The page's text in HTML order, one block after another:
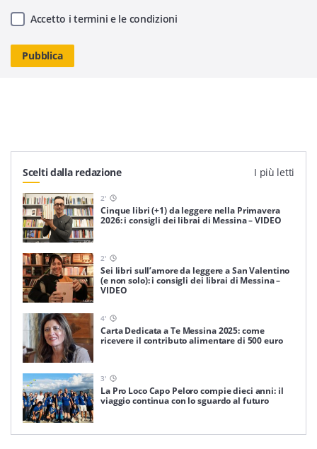
Accetto i termini e le condizioni
Scelti dalla redazione I più letti
2'
Cinque libri (+1) da leggere nella Primavera
2026: i consigli dei librai di Messina – VIDEO
2'
Sei libri sull’amore da leggere a San Valentino
(e non solo): i consigli dei librai di Messina –
VIDEO
4'
Carta Dedicata a Te Messina 2025: come
ricevere il contributo alimentare di 500 euro
3'
La Pro Loco Capo Peloro compie dieci anni: il
viaggio continua con lo sguardo al futuro